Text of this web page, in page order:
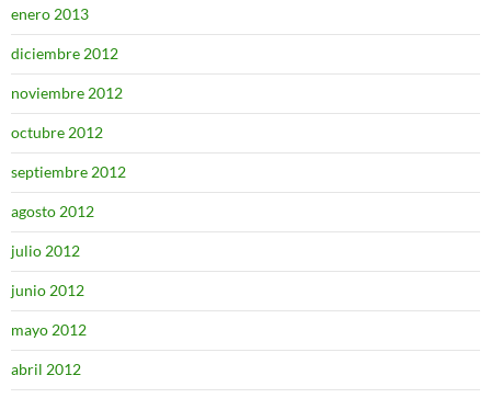
enero 2013
diciembre 2012
noviembre 2012
octubre 2012
septiembre 2012
agosto 2012
julio 2012
junio 2012
mayo 2012
abril 2012